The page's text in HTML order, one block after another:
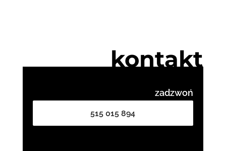
kontakt
zadzwoń
515 015 894